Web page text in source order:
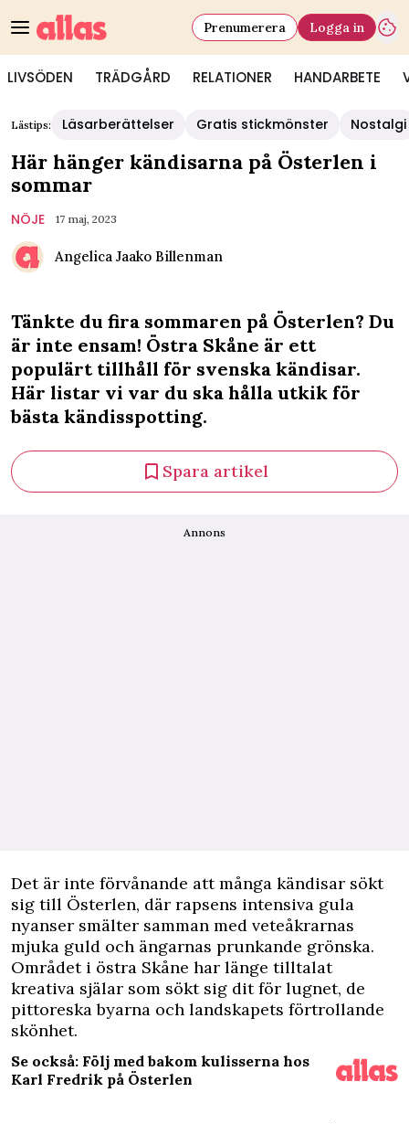
LIVSÖDEN TRÄDGÅRD RELATIONER HANDARBETE
Prenumerera Logga in
Lästips: Läsarberättelser Gratis stickmönster Nostalgi
Här hänger kändisarna på Österlen i
sommar
NÖJE 17 maj, 2023
Angelica Jaako Billenman
Tänkte du fira sommaren på Österlen? Du
är inte ensam! Östra Skåne är ett
populärt tillhåll för svenska kändisar.
Här listar vi var du ska hålla utkik för
bästa kändisspotting.
Spara artikel
Annons
Det är inte förvånande att många kändisar sökt
sig till Österlen, där rapsens intensiva gula
nyanser smälter samman med veteåkrarnas
mjuka guld och ängarnas prunkande grönska.
Området i östra Skåne har länge tilltalat
kreativa själar som sökt sig dit för lugnet, de
pittoreska byarna och landskapets förtrollande
skönhet.
Se också: Följ med bakom kulisserna hos
Karl Fredrik på Österlen